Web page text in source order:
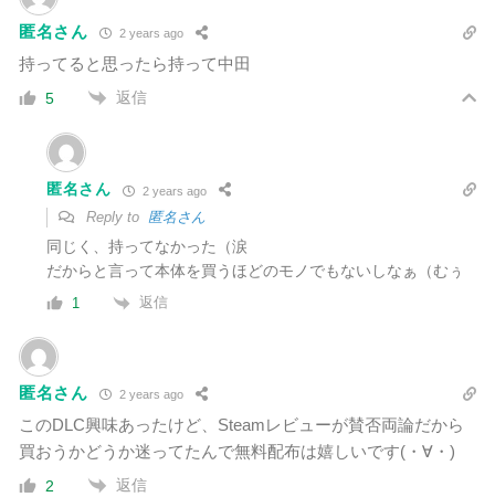
匿名さん 2 years ago
持ってると思ったら持って中田
5 返信
匿名さん 2 years ago
Reply to 匿名さん
同じく、持ってなかった（涙
だからと言って本体を買うほどのモノでもないしなぁ（むぅ
1 返信
匿名さん 2 years ago
このDLC興味あったけど、Steamレビューが賛否両論だから
買おうかどうか迷ってたんで無料配布は嬉しいです(・∀・)
2 返信